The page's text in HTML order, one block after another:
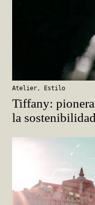
Atelier, Estilo
Tiffany:
la sostenibilidad